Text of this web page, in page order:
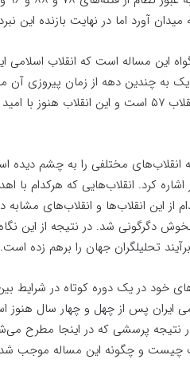
آورد اما در نهایت بازنده این
این مساله است که انقلاب اسلامی
به چندین دهه از زمان پیروزی
تداوم و تکمیل ایده‌های انقلاب ۵۷ است و
مختلفی را به چشم دیده
اشاره کرد. انقلاب‌هایی که هرکدام
از این انقلاب‌ها و انقلاب‌های
دگرگونی شد. در نتیجه از این
تحلیلگران جهان را برهم زده است.
خود در یک دوره کوتاه در شرایط
ایران پس از چهل و چهار سال هنوز
پرسشی که در اینجا مطرح می‌شود
چیست و چگونه این مساله موجب